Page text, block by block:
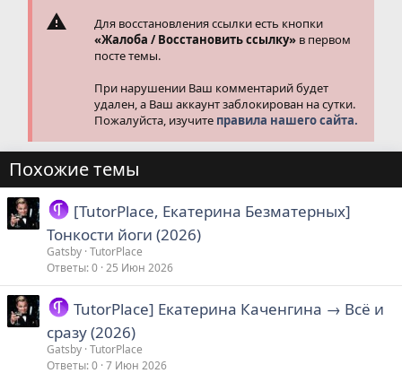
Для восстановления ссылки есть кнопки
«Жалоба / Восстановить ссылку» в первом
посте темы.
При нарушении Ваш комментарий будет
удален, а Ваш аккаунт заблокирован на сутки.
Пожалуйста, изучите правила нашего сайта.
Похожие темы
[TutorPlace, Екатерина Безматерных]
Тонкости йоги (2026)
Gatsby TutorPlace
Ответы 0 25 Июн 2026
TutorPlace] Екатерина Каченгина → Всё и
сразу (2026)
Gatsby TutorPlace
Ответы 0 7 Июн 2026